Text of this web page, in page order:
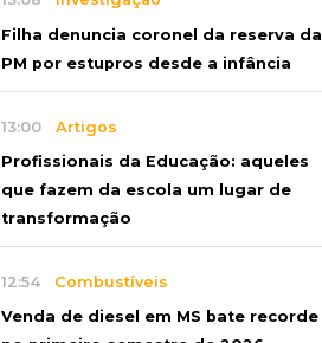
Filha denuncia coronel da reserva da
PM por estupros desde a infância
13:00 Artigos
Profissionais da Educação: aqueles
que fazem da escola um lugar de
transformação
12:54 Combustíveis
Venda de diesel em MS bate recorde